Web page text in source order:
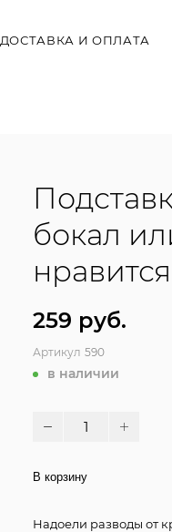
ДОСТАВКА И ОПЛАТА
бокал
259 руб.
Артикул 590
в наличии
В корзину
Надоели разводы от